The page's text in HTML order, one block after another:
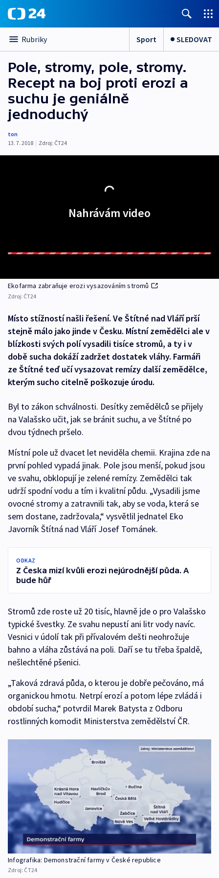
Rubriky Sport SLEDOVAT
Pole, stromy, pole, stromy.
Recept na boj proti erozi a
suchu je geniálně
jednoduchý
ton
13. 7. 2018 | Zdroj: ČT24
Nahrávám video
Ekofarma zabraňuje erozi vysazováním stromů
Zdroj: ČT24
Místo stížností našli řešení. Ve Štítné nad Vláří prší
stejně málo jako jinde v Česku. Místní zemědělci ale v
blízkosti svých polí vysadili tisíce stromů, a ty i v
době sucha dokáží zadržet dostatek vláhy. Farmáři
ze Štítné teď učí vysazovat remízy další zemědělce,
kterým sucho citelně poškozuje úrodu.
Byl to zákon schválnosti. Desítky zemědělců se přijely
na Valašsko učit, jak se bránit suchu, a ve Štítné po
dvou týdnech pršelo.
Místní pole už dvacet let neviděla chemii. Krajina zde na
první pohled vypadá jinak. Pole jsou menší, pokud jsou
ve svahu, obklopují je zelené remízy. Zemědělci tak
udrží spodní vodu a tím i kvalitní půdu. „Vysadili jsme
ovocné stromy a zatravnili tak, aby se voda, která se
sem dostane, zadržovala,“ vysvětlil jednatel Eko
Javorník Štítná nad Vláří Josef Tománek.
ODKAZ
Z Česka mizí kvůli erozi nejúrodnější půda. A
bude hůř
Stromů zde roste už 20 tisíc, hlavně jde o pro Valašsko
typické švestky. Ze svahu nepustí ani litr vody navíc.
Vesnici v údolí tak při přívalovém dešti neohrožuje
bahno a vláha zůstává na poli. Daří se tu třeba špaldě,
nešlechtěné pšenici.
„Taková zdravá půda, o kterou je dobře pečováno, má
organickou hmotu. Netrpí erozí a potom lépe zvládá i
období sucha,“ potvrdil Marek Batysta z Odboru
rostlinných komodit Ministerstva zemědělství ČR.
Infografika: Demonstrační farmy v České republice
Zdroj: ČT24